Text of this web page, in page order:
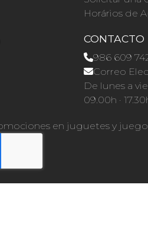
Horários de
CONTACTO
986 609
Correo
De lunes a
09.00h ·
en juguetes y